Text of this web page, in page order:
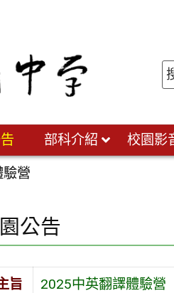
部科介紹 校園影
營
公告
旨 2025中英翻譯體驗營